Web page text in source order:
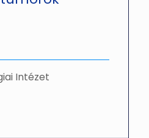
Intézet